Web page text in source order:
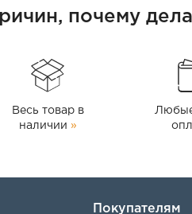
и может быть
обеспечивая
почему
Весь товар в
наличии »
Покупателям